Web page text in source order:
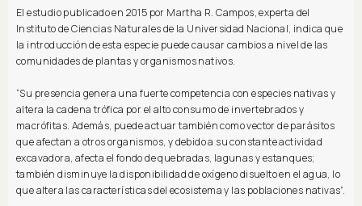
El estudio publicado en 2015 por Martha R. Campos, experta del
Instituto de Ciencias Naturales de la Universidad Nacional, indica que
la introducción de esta especie puede causar cambios a nivel de las
comunidades de plantas y organismos nativos.
“Su presencia genera una fuerte competencia con especies nativas y
altera la cadena trófica por el alto consumo de invertebrados y
macrófitas. Además, puede actuar también como vector de parásitos
que afectan a otros organismos, y debido a su constante actividad
excavadora, afecta el fondo de quebradas, lagunas y estanques;
también disminuye la disponibilidad de oxígeno disuelto en el agua, lo
que altera las características del ecosistema y las poblaciones nativas”.